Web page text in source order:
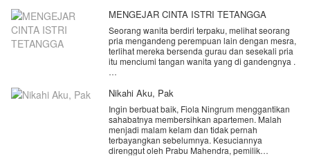
hidupnya.
Owen, si sulung yang selalu memikul tanggung
jawab keluarga. Rafa, yang keras kepala dan
mudah terbakar emosi. Lily, putri kesayangan
ayahnya yang selalu berusaha menjadi
penengah. Wafa, anak yang selalu tenang dengan
menjadi pelipur lara keluarga.
Ketika satu per satu rahasia mulai terungkap,
ikatan keluarga yang selama ini terlihat baik-baik
saja perlahan retak. Penyesalan datang terlambat,
sementara waktu terus berjalan tanpa pernah
menunggu siapa pun.
MENGEJAR CINTA ISTRI TETANGGA
Seorang wanita berdiri terpaku, melihat seorang
pria mengandeng perempuan lain dengan mesra,
terlihat mereka bersenda gurau dan sesekali pria
itu menciumi tangan wanita yang di gandengnya .
nanar melihat pasangan yang sepertinya sedang
" Kenapa kalian menghianatiku, tega sekali kalian
melakukan ini padaku " gumam wanita yang
memakai topi dan kacamata hitam itu.
Nikahi Aku, Pak
Ingin berbuat baik, Fiola Ningrum menggantikan
sahabatnya membersihkan apartemen. Malah
menjadi malam kelam dan tidak pernah
terbayangkan sebelumnya. Kesuciannya
direnggut oleh Prabu Mahendra, pemilik